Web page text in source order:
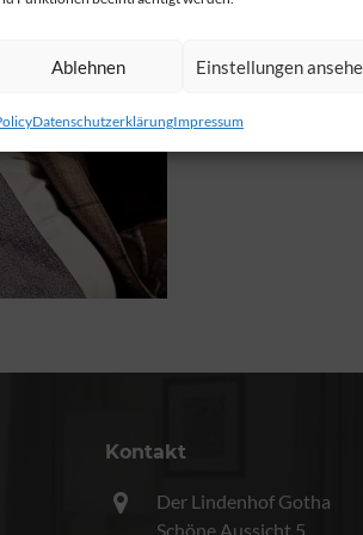
Ablehnen Einstellungen
DatenschutzerklärungImpressum
Kontakt
Der Lindenhof Gotha
Schöne Aussicht 5